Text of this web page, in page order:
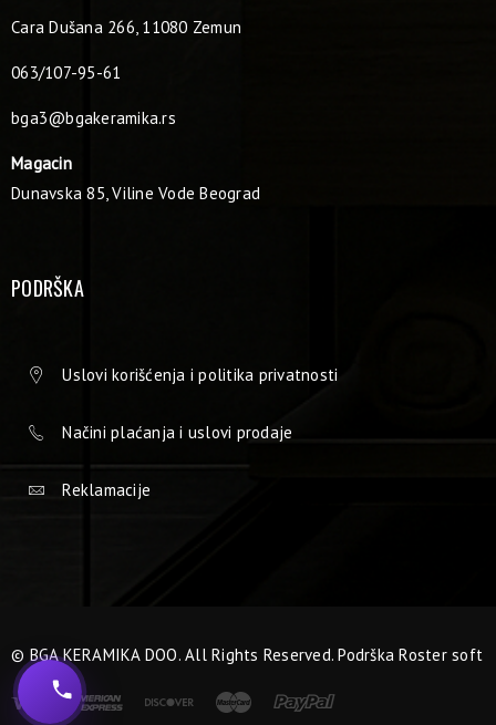
Cara Dušana 266, 11080 Zemun
063/107-95-61
bga3@bgakeramika.rs
Magacin
Dunavska 85, Viline Vode Beograd
PODRŠKA
Uslovi korišćenja i politika privatnosti
Načini plaćanja i uslovi prodaje
Reklamacije
© BGA KERAMIKA DOO. All Rights Reserved. PodrškaRoster soft